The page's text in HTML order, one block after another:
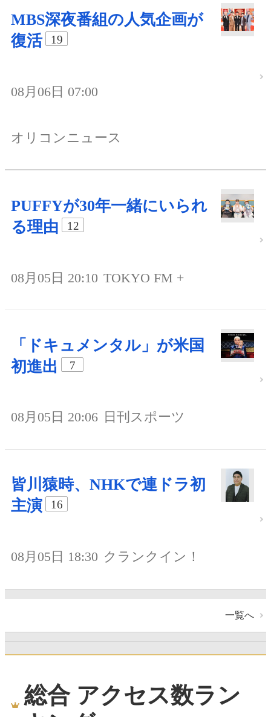
MBS深夜番組の人気企画が
復活
19
08月06日 07:00
オリコンニュース
PUFFYが30年一緒にいられ
る理由
12
08月05日 20:10 TOKYO FM +
「ドキュメンタル」が米国
初進出
7
08月05日 20:06 日刊スポーツ
皆川猿時、NHKで連ドラ初
主演
16
08月05日 18:30 クランクイン！
一覧へ
総合 アクセス数ラン